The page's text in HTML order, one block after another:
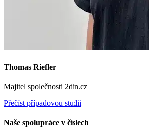
Thomas Riefler
Majitel společnosti 2din.cz
Přečíst případovou studii
Naše spolupráce v číslech